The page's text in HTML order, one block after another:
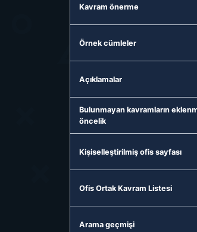
Kavram önerme
Örnek cümleler
Açıklamalar
Bulunmayan kavramların
öncelik
Kişiselleştirilmiş ofis sayfası
Ofis Ortak Kavram Listesi
Arama geçmişi